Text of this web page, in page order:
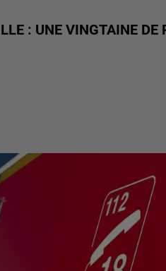
: UNE VINGTAINE